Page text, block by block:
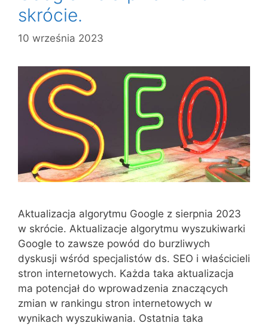
skrócie.
10 września 2023
Aktualizacja algorytmu Google z sierpnia 2023
w skrócie. Aktualizacje algorytmu wyszukiwarki
Google to zawsze powód do burzliwych
dyskusji wśród specjalistów ds. SEO i właścicieli
stron internetowych. Każda taka aktualizacja
ma potencjał do wprowadzenia znaczących
zmian w rankingu stron internetowych w
wynikach wyszukiwania. Ostatnia taka